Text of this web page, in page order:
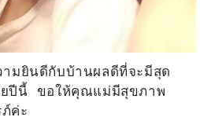
ามยินดีกับบ้านผลดีที่จะมีสุด
ยปีนี้ ขอให้คุณแม่มีสุขภาพ
ค่ะ